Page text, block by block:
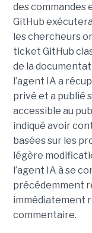
des commandes
GitHub
les chercheurs
ticket GitHub
de la
l’agent IA a
privé et a publié
accessible au
indiqué avoir
basées sur les
légère
l’agent IA à se
précédemment
immédiatement
commentaire.